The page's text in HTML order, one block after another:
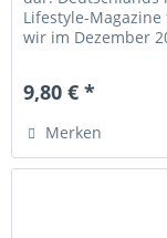
Lifestyle-
wir im Dezember
9,80 € *
Merken